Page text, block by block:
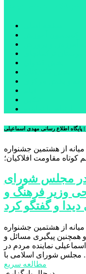
پایگاه اطلاع رسانی مهدی اسماعیلی
از هشتمین جشنواره
کوتاه مقاومت افلاکیان؛
در مجلس شورای
وزیر فرهنگ و
دیدا و گفتگو کرد
از هشتمین جشنواره
و همچنین پیگیری مسائل و
نماینده مردم در
با ...
مطالعه سریع